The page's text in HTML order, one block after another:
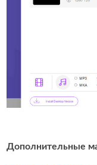
Дополнительные